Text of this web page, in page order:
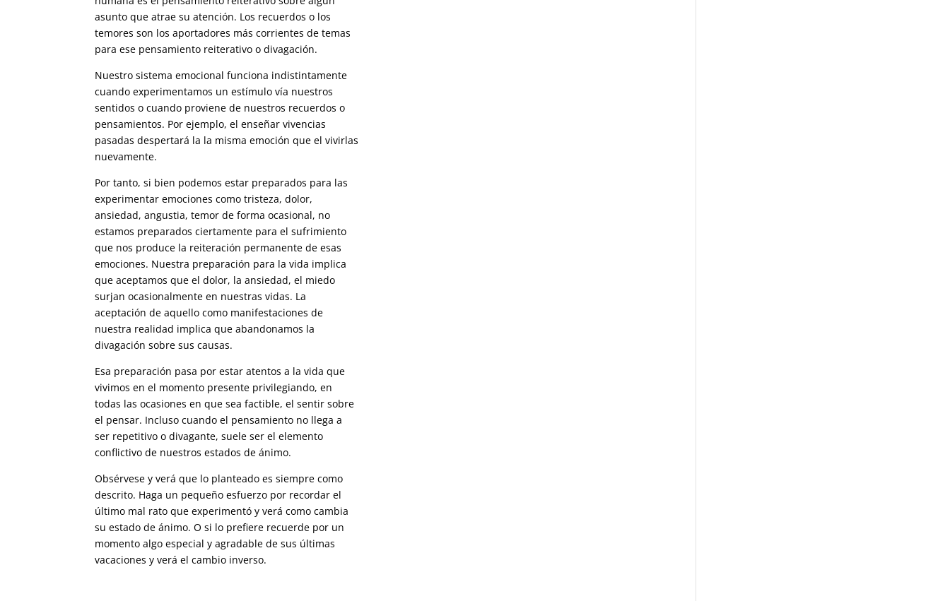
asunto que atrae su atención. Los recuerdos o los
temores son los aportadores más corrientes de temas
para ese pensamiento reiterativo o divagación.
Nuestro sistema emocional funciona indistintamente
cuando experimentamos un estímulo vía nuestros
sentidos o cuando proviene de nuestros recuerdos o
pensamientos. Por ejemplo, el enseñar vivencias
pasadas despertará la la misma emoción que el vivirlas
nuevamente.
Por tanto, si bien podemos estar preparados para las
experimentar emociones como tristeza, dolor,
ansiedad, angustia, temor de forma ocasional, no
estamos preparados ciertamente para el sufrimiento
que nos produce la reiteración permanente de esas
emociones. Nuestra preparación para la vida implica
que aceptamos que el dolor, la ansiedad, el miedo
surjan ocasionalmente en nuestras vidas. La
aceptación de aquello como manifestaciones de
nuestra realidad implica que abandonamos la
divagación sobre sus causas.
Esa preparación pasa por estar atentos a la vida que
vivimos en el momento presente privilegiando, en
todas las ocasiones en que sea factible, el sentir sobre
el pensar. Incluso cuando el pensamiento no llega a
ser repetitivo o divagante, suele ser el elemento
conflictivo de nuestros estados de ánimo.
Obsérvese y verá que lo planteado es siempre como
descrito. Haga un pequeño esfuerzo por recordar el
último mal rato que experimentó y verá como cambia
su estado de ánimo. O si lo prefiere recuerde por un
momento algo especial y agradable de sus últimas
vacaciones y verá el cambio inverso.